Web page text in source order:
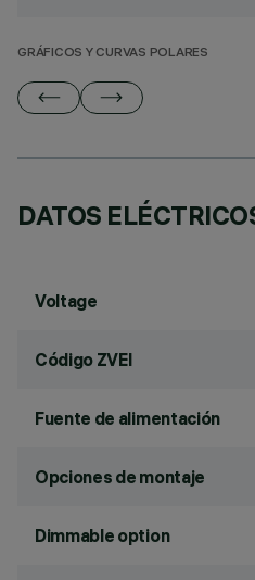
GRÁFICOS Y CURVAS POLARES
DATOS
Voltage
Código ZVEI
Fuente de alimentación
Opciones de montaje
Dimmable option